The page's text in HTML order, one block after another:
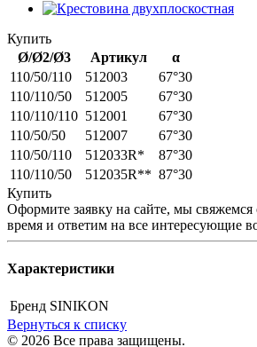
Купить
Ø/Ø2/Ø3
Артикул
α
110/50/110
512003
67°30
110/110/50
512005
67°30
110/110/110 512001
67°30
110/50/50
512007
67°30
110/50/110
512033R*
87°30
110/110/50
512035R** 87°30
Купить
Оформите заявку на сайте, мы
время и ответим на все интересующие
Характеристики
Бренд SINIKON
Вернуться к списку
© 2026 Все права защищены.